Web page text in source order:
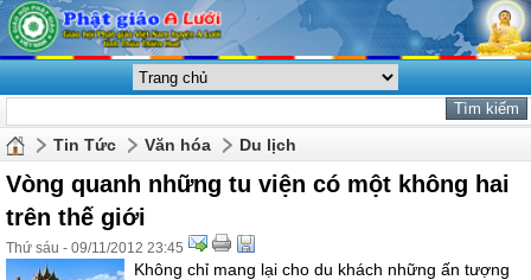
Tin Tức Văn hóa Du lịch
Vòng quanh những tu viện có một không hai
trên thế giới
Thứ sáu - 09/11/2012 23:45
Không chỉ mang lại cho du khách những ấn tượng